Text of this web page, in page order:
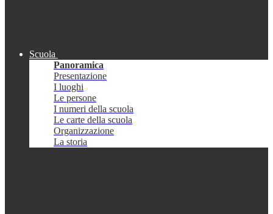
Scuola
Panoramica
Presentazione
I luoghi
Le persone
I numeri della scuola
Le carte della scuola
Organizzazione
La storia